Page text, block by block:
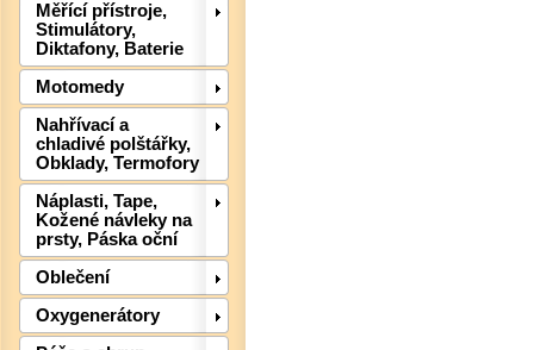
Měřící přístroje,
Stimulátory,
Diktafony, Baterie
Motomedy
Nahřívací a
chladivé polštářky,
Obklady, Termofory
Náplasti, Tape,
Kožené návleky na
prsty, Páska oční
Oblečení
Oxygenerátory